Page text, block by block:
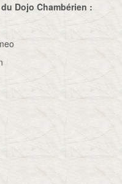
Dojo Chambérien :